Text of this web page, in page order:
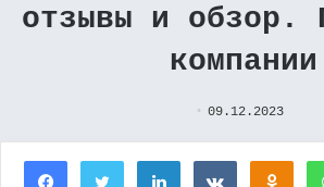
отзывы и обзор.
компании
09.12.2023
FacebookTwitterLinkedInВконтакте